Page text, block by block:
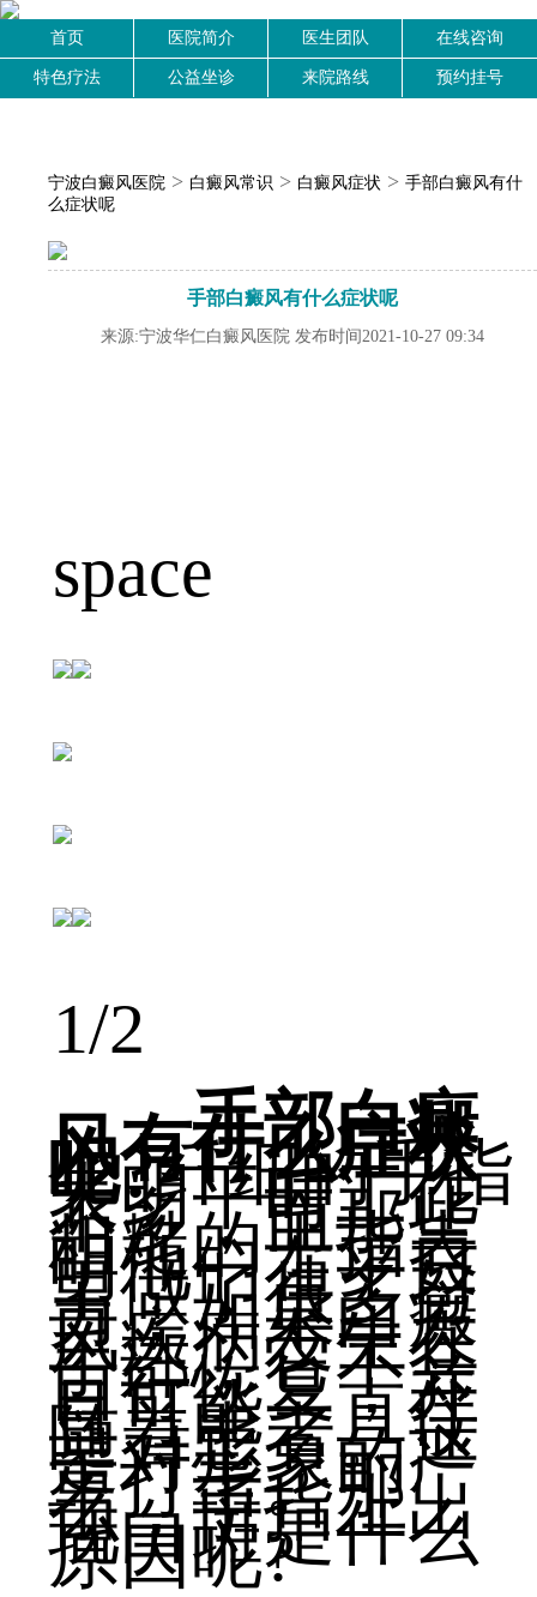
首页 医院简介 医生团队 在线咨询
特色疗法 公益坐诊 来院路线 预约挂号
宁波白癜风医院 > 白癜风常识 > 白癜风症状 > 手部白癜风有什
么症状呢
手部白癜风有什么症状呢
来源:宁波华仁白癜风医院 发布时间2021-10-27 09:34
space
1/2
手部白癜
风有什么症状
呢?纤细的手指
表明平时工作
不多，而那些
粗糙的手指表
明他们在平日
里做了很多努
力，如果白癜
风疾病发生在
手部，它不会
自行恢复，并
且可能一直伴
随着患者。这
是对形象的严
重打击。那
么，手指上出
现白斑是什么
原因呢?